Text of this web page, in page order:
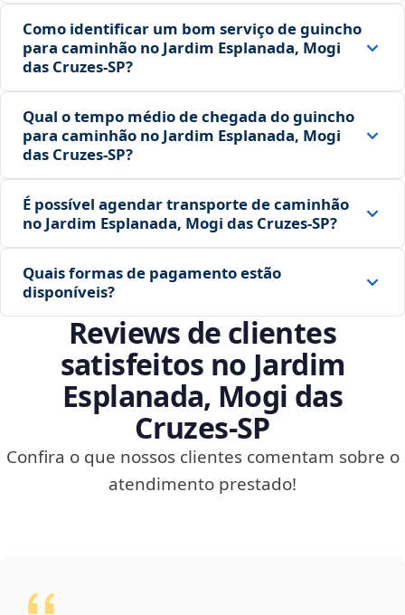
Como identificar um bom serviço de guincho
para caminhão no Jardim Esplanada, Mogi
das Cruzes‑SP?
Qual o tempo médio de chegada do guincho
para caminhão no Jardim Esplanada, Mogi
das Cruzes‑SP?
É possível agendar transporte de caminhão
no Jardim Esplanada, Mogi das Cruzes‑SP?
Quais formas de pagamento estão
disponíveis?
Reviews de clientes
satisfeitos no Jardim
Esplanada, Mogi das
Cruzes‑SP
Confira o que nossos clientes comentam sobre o
atendimento prestado!